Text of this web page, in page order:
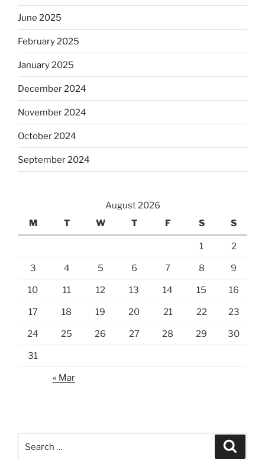
June 2025
February 2025
January 2025
December 2024
November 2024
October 2024
September 2024
August 2026
M
T W T F S S
1 2
3 4 5 6 7 8 9
10 11 12 13 14 15 16
17 18 19 20 21 22 23
24 25 26 27 28 29 30
31
« Mar
for: